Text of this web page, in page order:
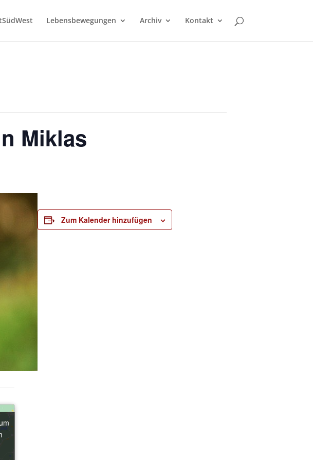
Lebensbewegungen Archiv Kontakt
Miklas
Zum Kalender hinzufügen